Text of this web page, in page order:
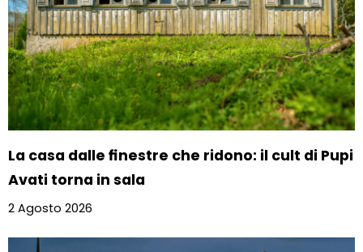
La casa dalle finestre che ridono: il cult di Pupi
Avati torna in sala
2 Agosto 2026